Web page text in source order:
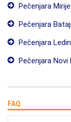
Pečenjara
Pečenjara
Pečenjara
Pečenjara Novi
FAQ